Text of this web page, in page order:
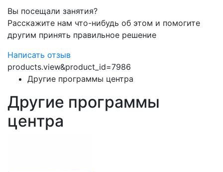
Вы посещали занятия?
Расскажите нам что-нибудь об этом и помогите
другим принять правильное решение
Написать отзыв
products.view&product_id=7986
Другие программы центра
Другие программы
центра